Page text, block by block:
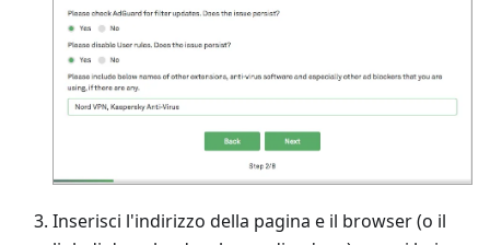
Inserisci l'indirizzo della pagina e il browser (o il